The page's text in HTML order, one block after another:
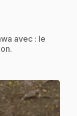
avec : le